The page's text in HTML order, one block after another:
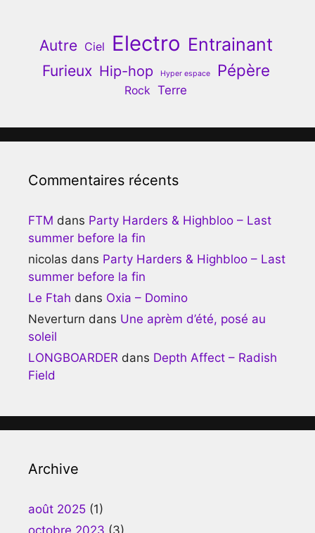
Autre Ciel Electro Entrainant
Furieux Hip-hop Hyper espace Pépère
Rock Terre
Commentaires récents
FTM dans Party Harders & Highbloo – Last
summer before la fin
nicolas dans Party Harders & Highbloo – Last
summer before la fin
Le Ftah dans Oxia – Domino
Neverturn dans Une aprèm d’été, posé au
soleil
LONGBOARDER dans Depth Affect – Radish
Field
Archive
août 2025 (1)
octobre 2023 (3)